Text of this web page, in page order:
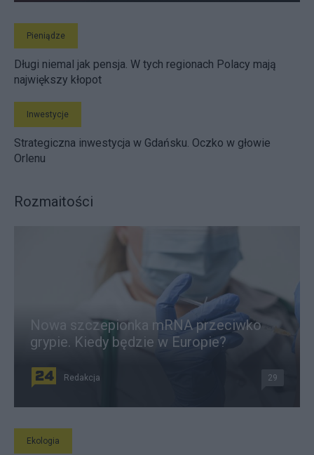
Pieniądze
Długi niemal jak pensja. W tych regionach Polacy mają
największy kłopot
Inwestycje
Strategiczna inwestycja w Gdańsku. Oczko w głowie
Orlenu
Rozmaitości
Nowa szczepionka mRNA przeciwko
grypie. Kiedy będzie w Europie?
Redakcja 29
Ekologia